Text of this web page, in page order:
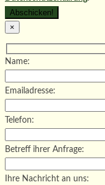
×
Name:
Emailadresse:
Telefon:
Betreff ihrer Anfrage:
Ihre Nachricht an uns: